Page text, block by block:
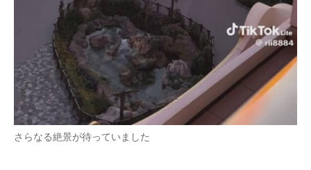
さらなる絶景が待っていました